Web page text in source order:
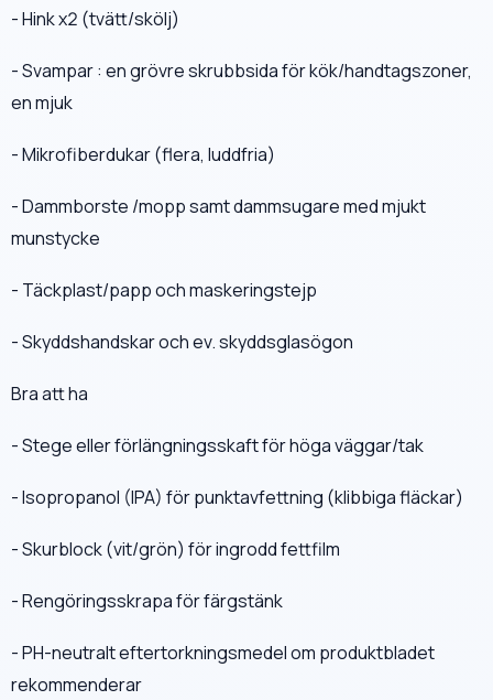
- Hink x2 (tvätt/skölj)
- Svampar : en grövre skrubbsida för kök/handtagszoner,
en mjuk
- Mikrofiberdukar (flera, luddfria)
- Dammborste /mopp samt dammsugare med mjukt
munstycke
- Täckplast/papp och maskeringstejp
- Skyddshandskar och ev. skyddsglasögon
Bra att ha
- Stege eller förlängningsskaft för höga väggar/tak
- Isopropanol (IPA) för punktavfettning (klibbiga fläckar)
- Skurblock (vit/grön) för ingrodd fettfilm
- Rengöringsskrapa för färgstänk
- PH-neutralt eftertorkningsmedel om produktbladet
rekommenderar